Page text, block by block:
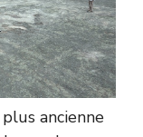
ancienne